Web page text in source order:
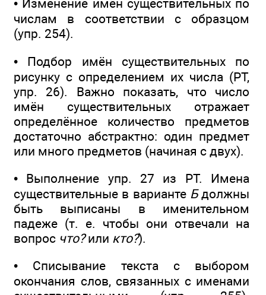
• Изменение имён существительных по
числам в соответствии с образцом
(упр. 254).
• Подбор имён существительных по
рисунку с определением их числа (РТ,
упр. 26). Важно показать, что число
имён существительных отражает
определённое количество предметов
достаточно абстрактно: один предмет
или много предметов (начиная с двух).
• Выполнение упр. 27 из РТ. Имена
существительные в варианте Бдолжны
быть выписаны в именительном
падеже (т. е. чтобы они отвечали на
вопрос что?или кто?).
• Списывание текста с выбором
окончания слов, связанных с именами